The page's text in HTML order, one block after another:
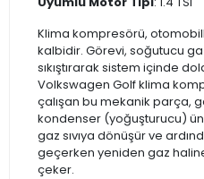
Klima kompresörü,
kalbidir. Görevi, soğutucu
sıkıştırarak sistem içinde
Volkswagen Golf klima
çalışan bu mekanik parça,
kondenser (yoğuşturucu)
gaz sıvıya dönüşür ve
geçerken yeniden gaz
çeker.